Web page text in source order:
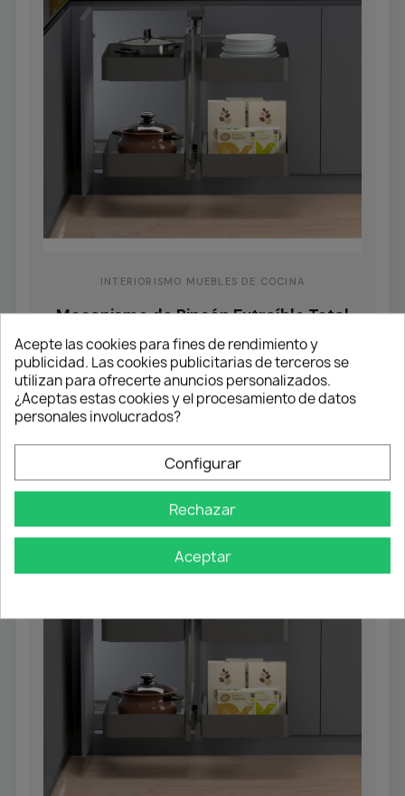
INTERIORISMO MUEBLES DE COCINA
Mecanismo de Rincón Extraíble Total
282,38 €
Añadir al carrito
Acepte las cookies para fines de rendimiento y
publicidad. Las cookies publicitarias de terceros se
utilizan para ofrecerte anuncios personalizados.
¿Aceptas estas cookies y el procesamiento de datos
personales involucrados?
Configurar
Rechazar
Aceptar